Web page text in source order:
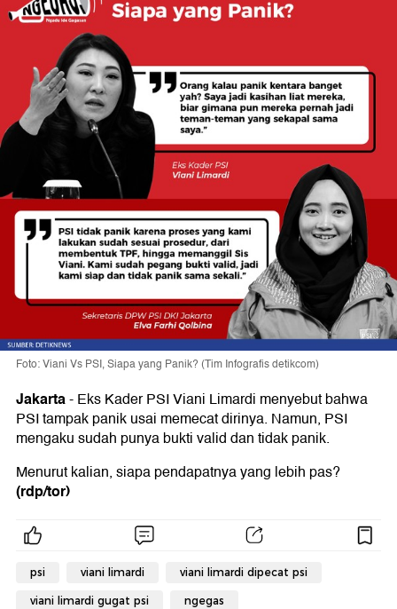
Foto: Viani Vs PSI, Siapa yang Panik? (Tim Infografis detikcom)
Jakarta-Eks Kader PSI Viani Limardi menyebut bahwa
PSI tampak panik usai memecat dirinya. Namun, PSI
mengaku sudah punya bukti valid dan tidak panik.
Menurut kalian, siapa pendapatnya yang lebih pas?
(rdp/tor)
psi viani limardi viani limardi dipecat psi
viani limardi gugat psi ngegas